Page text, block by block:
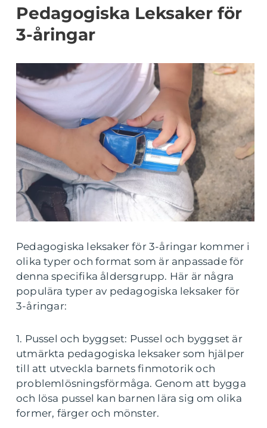
Pedagogiska Leksaker för
3-åringar
Pedagogiska leksaker för 3-åringar kommer i
olika typer och format som är anpassade för
denna specifika åldersgrupp. Här är några
populära typer av pedagogiska leksaker för
3-åringar:
1. Pussel och byggset: Pussel och byggset är
utmärkta pedagogiska leksaker som hjälper
till att utveckla barnets finmotorik och
problemlösningsförmåga. Genom att bygga
och lösa pussel kan barnen lära sig om olika
former, färger och mönster.